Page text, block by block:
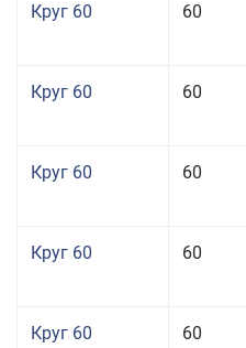
Круг 60 60
Круг 60 60
Круг 60 60
Круг 60 60
Круг 60 60